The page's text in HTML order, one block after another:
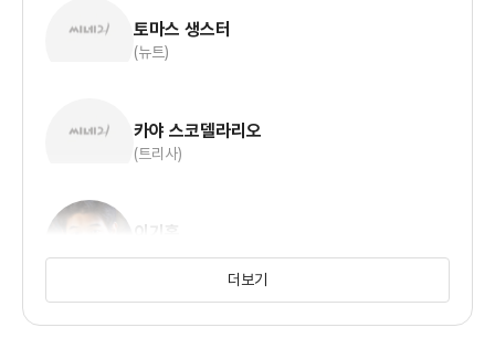
토마스 생스터
(뉴트)
카야 스코델라리오
(트리사)
이기홍
(민호)
더보기